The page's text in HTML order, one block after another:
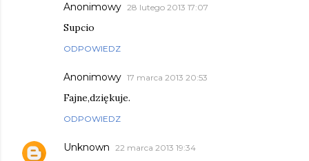
Anonimowy 28 lutego 2013 17:07
Supcio
ODPOWIEDZ
Anonimowy 17 marca 2013 20:53
Fajne,dziękuje.
ODPOWIEDZ
Unknown 22 marca 2013 19:34